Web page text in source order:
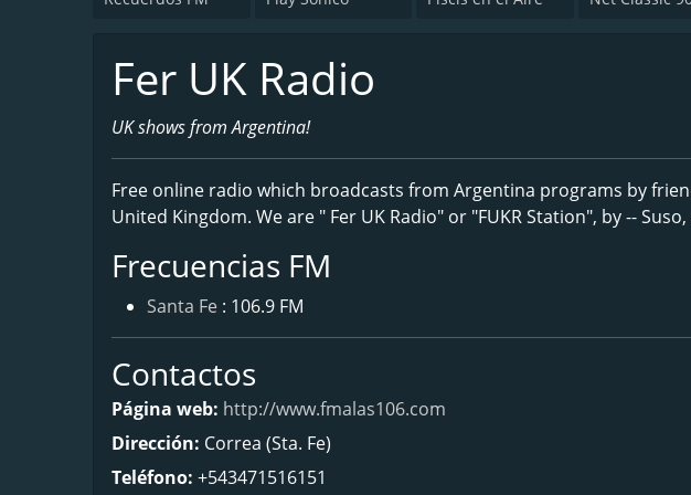
Fer UK Radio
UK shows from Argentina!
Free online radio which broadcasts from Argentina programs by
United Kingdom. We are " Fer UK Radio" or "FUKR Station", by --
Frecuencias FM
Santa Fe : 106.9 FM
Contactos
Página web: http://www.fmalas106.com
Dirección: Correa (Sta. Fe)
Teléfono: +543471516151